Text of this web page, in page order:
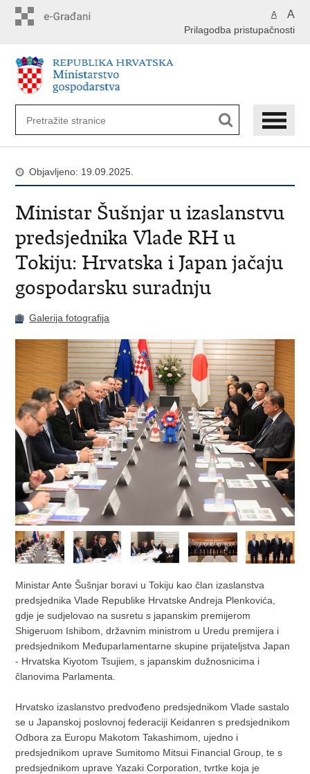
A A
Prilagodba pristupačnosti
Objavljeno: 19.09.2025.
​Ministar Šušnjar u izaslanstvu
predsjednika Vlade RH u
Tokiju: Hrvatska i Japan jačaju
gospodarsku suradnju
Galerija fotografija
Ministar Ante Šušnjar boravi u Tokiju kao član izaslanstva
predsjednika Vlade Republike Hrvatske Andreja Plenkovića,
gdje je sudjelovao na susretu s japanskim premijerom
Shigeruom Ishibom, državnim ministrom u Uredu premijera i
predsjednikom Međuparlamentarne skupine prijateljstva Japan
- Hrvatska Kiyotom Tsujiem, s japanskim dužnosnicima i
članovima Parlamenta.
Hrvatsko izaslanstvo predvođeno predsjednikom Vlade sastalo
se u Japanskoj poslovnoj federaciji Keidanren s predsjednikom
Odbora za Europu Makotom Takashimom, ujedno i
predsjednikom uprave Sumitomo Mitsui Financial Group, te s
predsjednikom uprave Yazaki Corporation, tvrtke koja je